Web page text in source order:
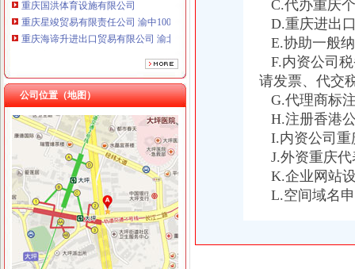
重庆星竣贸易有限责任公司 渝中100万 （进出口权）
重庆海谛升进出口贸易有限公司 渝北100万 （进出口权）
重庆奕欣锦诚商贸有限公司 渝九50万 （工商注册）
重庆信同广告有限公司 渝沙50万 （工商注册）
重庆三虹房地产营销策划有限公司
重庆宝鹰汽车销售有限公司
公司位置（地图）
重庆分公司撤销
邮政集团改制获批：31个省级邮政变分公司-搜狐财经
两年前搬家没注销宽带小伙被2200元账单雷焦了_新闻中心_中国网
我爱我家分公司被取消网签做阴合同助人避税-曝光台-成都乐居网
北京代理外资分公司注销程序-直辖市重庆咨询信息
C.代办重庆
D.重庆进出
E.协助一般
F.内资公司
请发票、代交
G.代理商标
H.注册香港
I.内资公司重
J.外资重庆代
K.企业网站
L.空间域名